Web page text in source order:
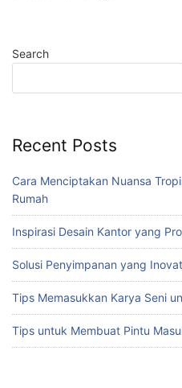
Search
Recent Posts
Cara Menciptakan Nuansa
Rumah
Inspirasi Desain Kantor yang
Solusi Penyimpanan yang
Tips Memasukkan Karya Seni
Tips untuk Membuat Pintu